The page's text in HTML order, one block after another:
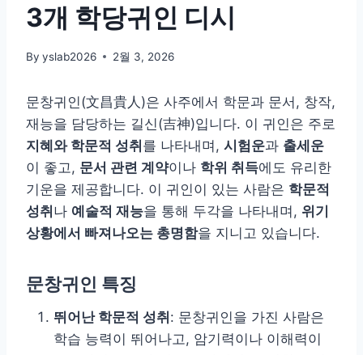
3개 학당귀인 디시
By yslab2026 2월 3, 2026
문창귀인(文昌貴人)은 사주에서 학문과 문서, 창작,
재능을 담당하는 길신(吉神)입니다. 이 귀인은 주로
지혜와 학문적 성취를 나타내며, 시험운과 출세운
이 좋고, 문서 관련 계약이나 학위 취득에도 유리한
기운을 제공합니다. 이 귀인이 있는 사람은 학문적
성취나 예술적 재능을 통해 두각을 나타내며, 위기
상황에서 빠져나오는 총명함을 지니고 있습니다.
문창귀인 특징
뛰어난 학문적 성취: 문창귀인을 가진 사람은
학습 능력이 뛰어나고, 암기력이나 이해력이